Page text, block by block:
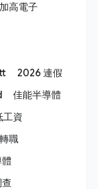
加高電子
2026 連假
佳能半導體
工資
職